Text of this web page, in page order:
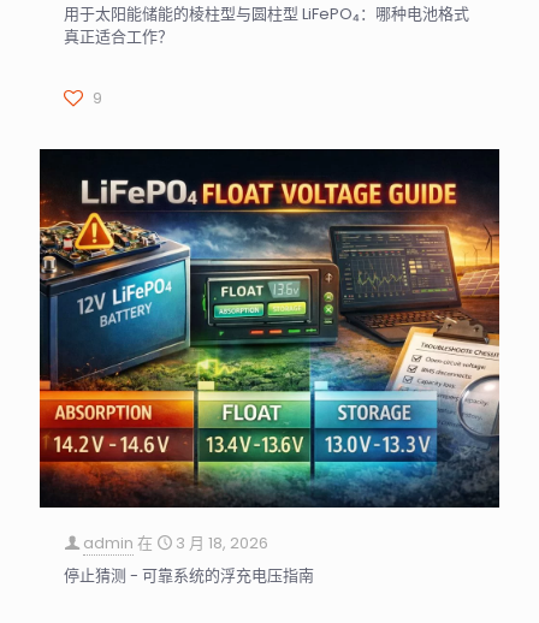
用于太阳能储能的棱柱型与圆柱型 LiFePO₄：哪种电池格式
真正适合工作？
9
admin 在
3 月 18, 2026
停止猜测 - 可靠系统的浮充电压指南